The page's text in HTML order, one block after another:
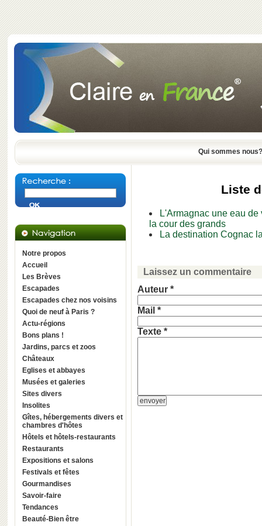
Qui sommes nous?
Notre propos
Accueil
Les Brèves
Escapades
Escapades chez nos voisins
Quoi de neuf à Paris ?
Actu-régions
Bons plans !
Jardins, parcs et zoos
Châteaux
Eglises et abbayes
Musées et galeries
Sites divers
Insolites
Gîtes, hébergements divers et
chambres d'hôtes
Hôtels et hôtels-restaurants
Restaurants
Expositions et salons
Festivals et fêtes
Gourmandises
Savoir-faire
Tendances
Beauté-Bien être
Liste
L'Armagnac une eau
la cour des grands
La destination Cognac
Laissez un commentaire
Auteur *
Mail *
Texte *